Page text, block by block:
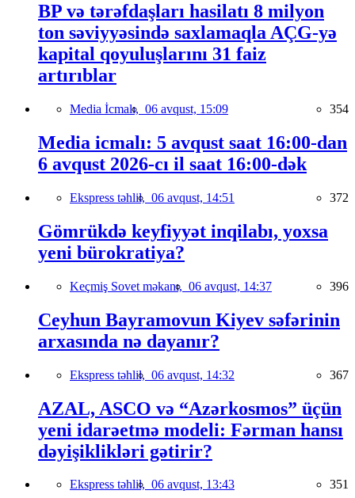
BP və tərəfdaşları hasilatı 8 milyon
ton səviyyəsində saxlamaqla AÇG-yə
kapital qoyuluşlarını 31 faiz
artırıblar
Media İcmalı, 06 avqust, 15:09 354
Media icmalı: 5 avqust saat 16:00-dan
6 avqust 2026-cı il saat 16:00-dək
Ekspress təhlil, 06 avqust, 14:51 372
Gömrükdə keyfiyyət inqilabı, yoxsa
yeni bürokratiya?
Keçmiş Sovet məkanı, 06 avqust, 14:37 396
Ceyhun Bayramovun Kiyev səfərinin
arxasında nə dayanır?
Ekspress təhlil, 06 avqust, 14:32 367
AZAL, ASCO və “Azərkosmos” üçün
yeni idarəetmə modeli: Fərman hansı
dəyişiklikləri gətirir?
Ekspress təhlil, 06 avqust, 13:43 351